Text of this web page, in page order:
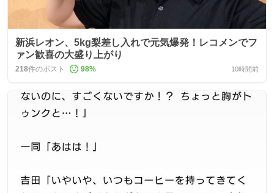
新浜レオン、5kg梨差し入れで元気爆発！レコメンでフ
ァン歓喜の大盛り上がり
218件のポスト 98% 10時間前